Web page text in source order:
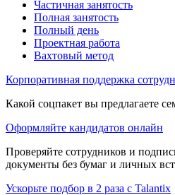
Частичная занятость
Полная занятость
Полный день
Проектная работа
Вахтовый метод
Корпоративная поддержка
Какой соцпакет вы предлагаете
Оформляйте кандидатов онлайн
Проверяйте сотрудников и
документы без бумаг и личных
Ускорьте подбор в 2 раза с Talantix